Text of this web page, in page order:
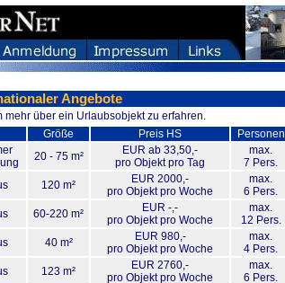
Angebote
mehr über ein Urlaubsobjekt zu erfahren.
Größe Preis HS
Personen
20 - 75 m²
EUR ab 33,50,-
pro Objekt pro Tag
max.
7 Pers.
120 m²
EUR 2000,-
pro Objekt pro Woche
max.
6 Pers.
60-220 m²
EUR -,-
pro Objekt pro Woche
max.
12 Pers.
40 m²
EUR 980,-
pro Objekt pro Woche
max.
4 Pers.
123 m²
EUR 2760,-
pro Objekt pro Woche
max.
6 Pers.